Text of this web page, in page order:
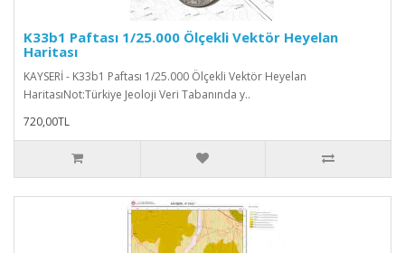
K33b1 Paftası 1/25.000 Ölçekli Vektör Heyelan
Haritası
KAYSERİ - K33b1 Paftası 1/25.000 Ölçekli Vektör Heyelan
HaritasıNot:Türkiye Jeoloji Veri Tabanında y..
720,00TL